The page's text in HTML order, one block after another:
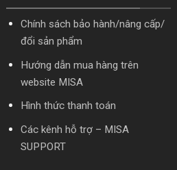
Chính sách bảo hành/nâng cấp/
đổi sản phẩm
Hướng dẫn mua hàng trên
website MISA
Hình thức thanh toán
Các kênh hỗ trợ – MISA
SUPPORT